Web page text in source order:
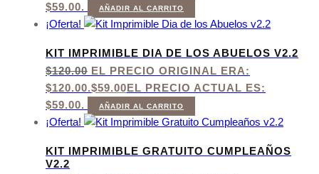
$59.00.
AÑADIR AL CARRITO
¡Oferta!
KIT IMPRIMIBLE DIA DE LOS ABUELOS V2.2
$120.00 EL PRECIO ORIGINAL ERA:
$120.00.$59.00EL PRECIO ACTUAL ES:
$59.00.
AÑADIR AL CARRITO
¡Oferta!
KIT IMPRIMIBLE GRATUITO CUMPLEAÑOS
V2.2